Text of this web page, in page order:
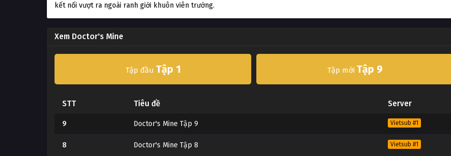
kết nối vượt ra ngoài ranh giới khuôn viên trường.
Xem Doctor's Mine
Tập đầu Tập 1 Tập mới Tập 9
STT Tiêu đề Server
9 Doctor's Mine Tập 9 Vietsub #1
8 Doctor's Mine Tập 8 Vietsub #1